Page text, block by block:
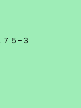
５−３